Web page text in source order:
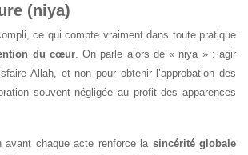
(niya)
ce qui compte vraiment dans toute pratique
du cœur. On parle alors de « niya » : agir
Allah, et non pour obtenir l’approbation des
souvent négligée au profit des apparences
avant chaque acte renforce la sincérité globale